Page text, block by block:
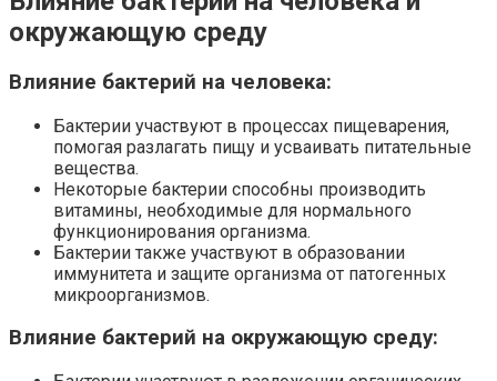
окружающую среду
Влияние бактерий на человека:
Бактерии участвуют в процессах пищеварения,
помогая разлагать пищу и усваивать питательные
вещества.
Некоторые бактерии способны производить
витамины, необходимые для нормального
функционирования организма.
Бактерии также участвуют в образовании
иммунитета и защите организма от патогенных
микроорганизмов.
Влияние бактерий на окружающую среду: